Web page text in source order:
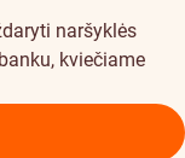
naršyklės
kviečiame